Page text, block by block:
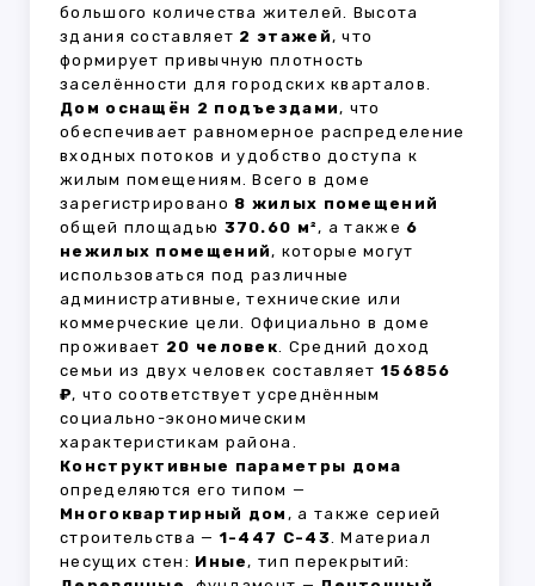
большого количества жителей. Высота
здания составляет 2 этажей, что
формирует привычную плотность
заселённости для городских кварталов.
Дом оснащён 2 подъездами, что
обеспечивает равномерное распределение
входных потоков и удобство доступа к
жилым помещениям. Всего в доме
зарегистрировано 8 жилых помещений
общей площадью 370.60 м², а также 6
нежилых помещений, которые могут
использоваться под различные
административные, технические или
коммерческие цели. Официально в доме
проживает 20 человек. Средний доход
семьи из двух человек составляет 156856
₽, что соответствует усреднённым
социально-экономическим
характеристикам района.
Конструктивные параметры дома
определяются его типом —
Многоквартирный дом , а также серией
строительства — 1-447 С-43. Материал
несущих стен: Иные, тип перекрытий: